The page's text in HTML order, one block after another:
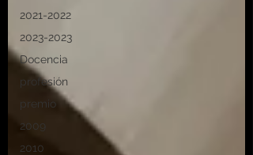
2021-2022
2023-2023
Docencia
profesión
premio
2009
2010